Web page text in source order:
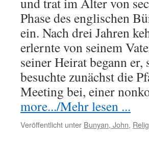
Phase des englischen
ein. Nach drei Jahren
erlernte von seinem
seiner Heirat begann
besuchte zunächst die
Meeting bei, einer
more.../Mehr lesen ...
Veröffentlicht unter Bunyan, John,